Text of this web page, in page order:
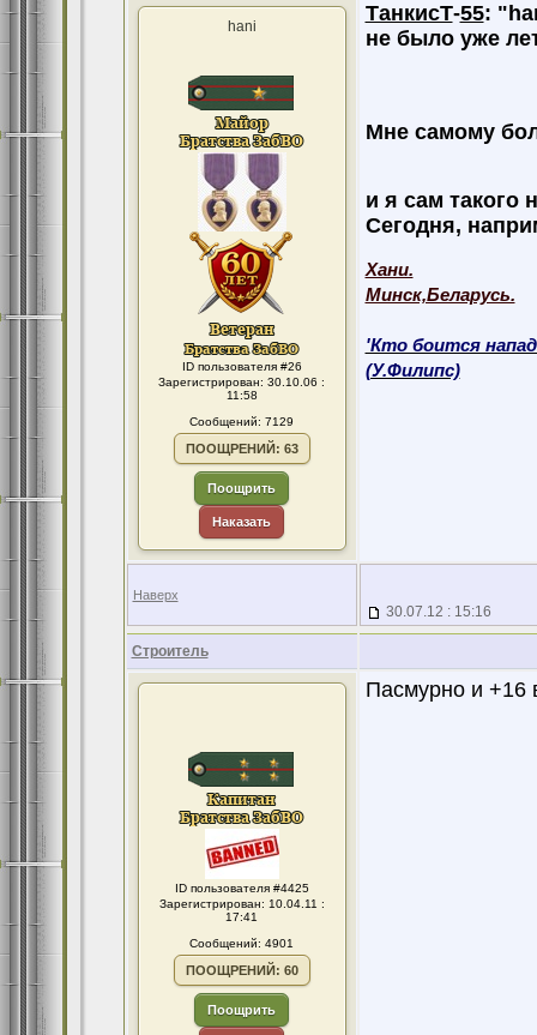
hani
ID пользователя #26
Зарегистрирован: 30.10.06 :
11:58
Сообщений: 7129
ПООЩРЕНИЙ: 63
Поощрить
Наказать
ТанкисТ-55:
не было уже
Мне самому
и я сам такого
Сегодня,
Хани.
Минск,Беларусь.
'Кто боится
(У.Филипс)
Наверх
30.07.12 : 15:16
Строитель
ID пользователя #4425
Зарегистрирован: 10.04.11 :
17:41
Сообщений: 4901
ПООЩРЕНИЙ: 60
Поощрить
Пасмурно и +16